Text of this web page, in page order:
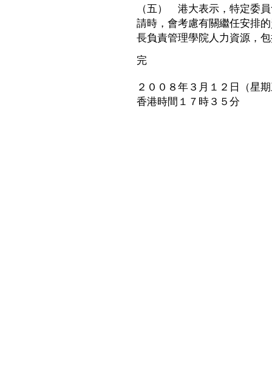
（五） 港大表示，特定委
請時，會考慮有關繼任安排
長負責管理學院人力資源，
完
２００８年３月１２日（星
香港時間１７時３５分